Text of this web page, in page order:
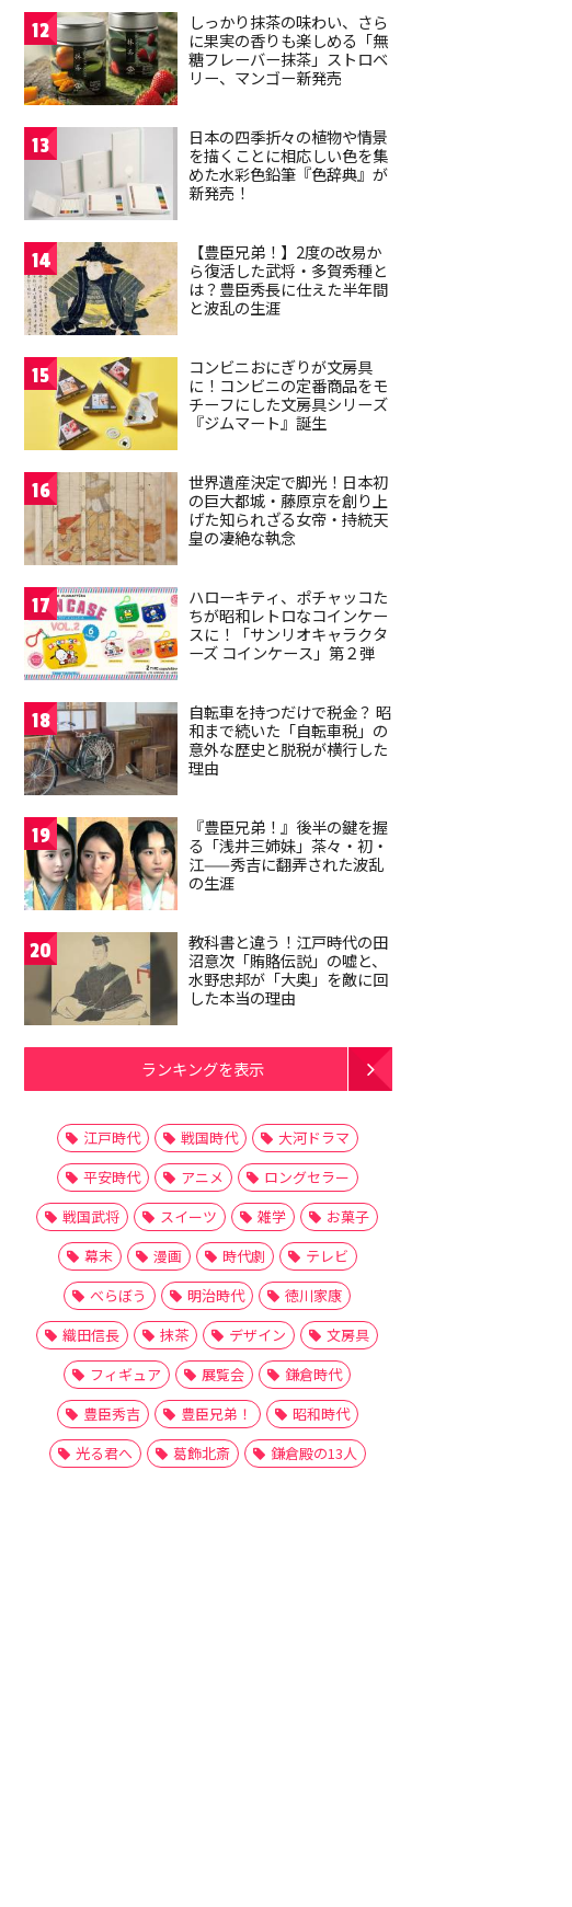
12
しっかり抹茶の味わい、さら
に果実の香りも楽しめる「無
糖フレーバー抹茶」ストロベ
リー、マンゴー新発売
13
日本の四季折々の植物や情景
を描くことに相応しい色を集
めた水彩色鉛筆『色辞典』が
新発売！
14
【豊臣兄弟！】2度の改易か
ら復活した武将・多賀秀種と
は？豊臣秀長に仕えた半年間
と波乱の生涯
15
コンビニおにぎりが文房具
に！コンビニの定番商品をモ
チーフにした文房具シリーズ
『ジムマート』誕生
16
世界遺産決定で脚光！日本初
の巨大都城・藤原京を創り上
げた知られざる女帝・持統天
皇の凄絶な執念
17
ハローキティ、ポチャッコた
ちが昭和レトロなコインケー
スに！「サンリオキャラクタ
ーズ コインケース」第２弾
18
自転車を持つだけで税金？ 昭
和まで続いた「自転車税」の
意外な歴史と脱税が横行した
理由
19
『豊臣兄弟！』後半の鍵を握
る「浅井三姉妹」茶々・初・
江——秀吉に翻弄された波乱
の生涯
20
教科書と違う！江戸時代の田
沼意次「賄賂伝説」の嘘と、
水野忠邦が「大奥」を敵に回
した本当の理由
ランキングを表示
江戸時代 戦国時代
大河ドラマ
平安時代
アニメ
ロングセラー
戦国武将
スイーツ 雑学
お菓子
幕末
漫画 時代劇
テレビ
べらぼう
明治時代
徳川家康
織田信長
抹茶 デザイン
文房具
フィギュア
展覧会
鎌倉時代
豊臣秀吉
豊臣兄弟！
昭和時代
光る君へ
葛飾北斎 鎌倉殿の13人